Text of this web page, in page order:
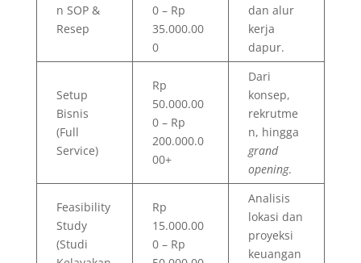
n SOP &
Resep
0 – Rp
35.000.00
0
dan alur
kerja
dapur.
Setup
Bisnis
(Full
Service)
Rp
50.000.00
0 – Rp
200.000.0
00+
Dari
konsep,
rekrutme
n, hingga
grand
opening.
Feasibility
Study
(Studi
Rp
15.000.00
0 – Rp
Analisis
lokasi dan
proyeksi
keuangan